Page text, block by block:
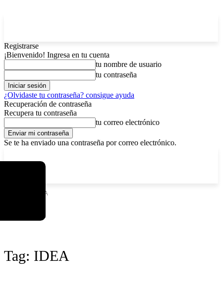
Registrarse
¡Bienvenido! Ingresa en tu cuenta
tu nombre de usuario
tu contraseña
¿Olvidaste tu contraseña? consigue ayuda
Recuperación de contraseña
Recupera tu contraseña
tu correo electrónico
Se te ha enviado una contraseña por correo electrónico.
IDEA
Tag: IDEA